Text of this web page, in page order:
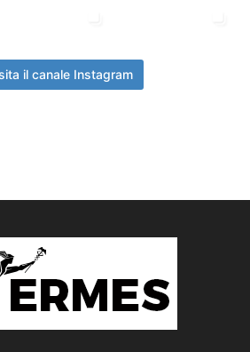
il canale Instagram